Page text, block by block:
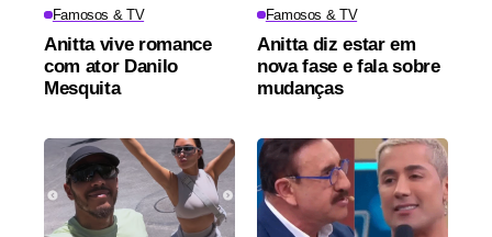
Famosos & TV
Anitta vive romance
com ator Danilo
Mesquita
Famosos & TV
Anitta diz estar em
nova fase e fala sobre
mudanças